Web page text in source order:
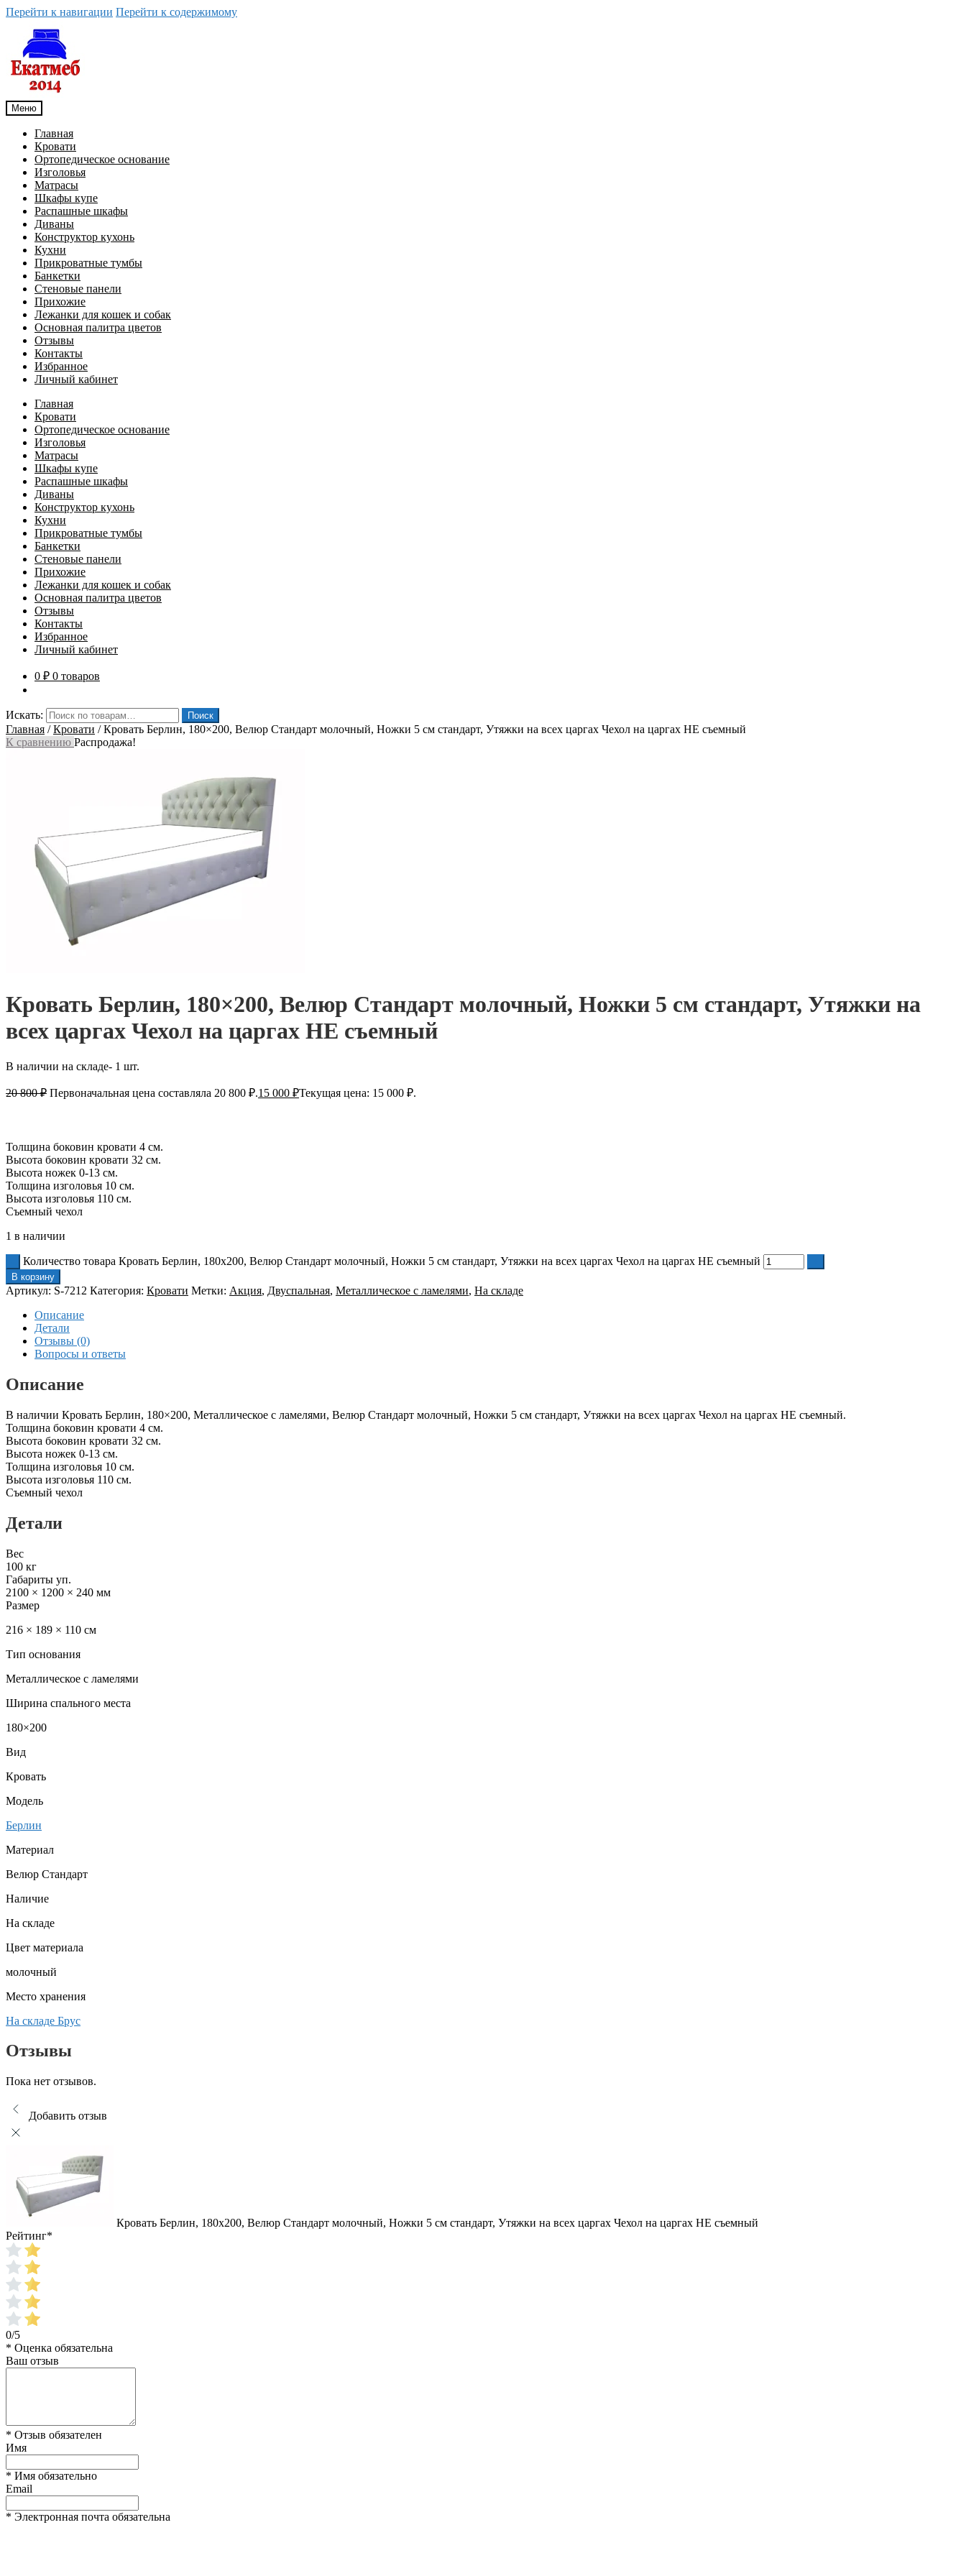
Перейти к навигации Перейти к содержимому
Меню
Главная
Кровати
Ортопедическое основание
Изголовья
Матрасы
Шкафы купе
Распашные шкафы
Диваны
Конструктор кухонь
Кухни
Прикроватные тумбы
Банкетки
Стеновые панели
Прихожие
Лежанки для кошек и собак
Основная палитра цветов
Отзывы
Контакты
Избранное
Личный кабинет
Главная
Кровати
Ортопедическое основание
Изголовья
Матрасы
Шкафы купе
Распашные шкафы
Диваны
Конструктор кухонь
Кухни
Прикроватные тумбы
Банкетки
Стеновые панели
Прихожие
Лежанки для кошек и собак
Основная палитра цветов
Отзывы
Контакты
Избранное
Личный кабинет
0 ₽ 0 товаров
Искать: Поиск
Главная /Кровати /Кровать Берлин, 180×200, Велюр Стандарт молочный, Ножки 5 см стандарт, Утяжки на всех царгах Чехол на царгах НЕ съемный
К сравнению Распродажа!
Кровать Берлин, 180×200, Велюр Стандарт молочный, Ножки 5 см стандарт, Утяжки на
всех царгах Чехол на царгах НЕ съемный
В наличии на складе- 1 шт.
20 800₽ Первоначальная цена составляла 20 800 ₽.15 000 ₽Текущая цена: 15 000 ₽.
Толщина боковин кровати 4 см.
Высота боковин кровати 32 см.
Высота ножек 0-13 см.
Толщина изголовья 10 см.
Высота изголовья 110 см.
Съемный чехол
1 в наличии
Количество товара Кровать Берлин, 180x200, Велюр Стандарт молочный, Ножки 5 см стандарт, Утяжки на всех царгах Чехол на царгах НЕ съемный
В корзину
Артикул: S-7212 Категория: Кровати Метки: Акция, Двуспальная, Металлическое с ламелями, На складе
Описание
Детали
Отзывы (0)
Вопросы и ответы
Описание
В наличии Кровать Берлин, 180×200, Металлическое с ламелями, Велюр Стандарт молочный, Ножки 5 см стандарт, Утяжки на всех царгах Чехол на царгах НЕ съемный.
Толщина боковин кровати 4 см.
Высота боковин кровати 32 см.
Высота ножек 0-13 см.
Толщина изголовья 10 см.
Высота изголовья 110 см.
Съемный чехол
Детали
Вес
100 кг
Габариты уп.
2100 × 1200 × 240 мм
Размер
216 × 189 × 110 см
Тип основания
Металлическое с ламелями
Ширина спального места
180×200
Вид
Кровать
Модель
Берлин
Материал
Велюр Стандарт
Наличие
На складе
Цвет материала
молочный
Место хранения
На складе Брус
Отзывы
Пока нет отзывов.
Добавить отзыв
Кровать Берлин, 180x200, Велюр Стандарт молочный, Ножки 5 см стандарт, Утяжки на всех царгах Чехол на царгах НЕ съемный
Рейтинг*
0/5
* Оценка обязательна
Ваш отзыв
* Отзыв обязателен
Имя
* Имя обязательно
Email
* Электронная почта обязательна